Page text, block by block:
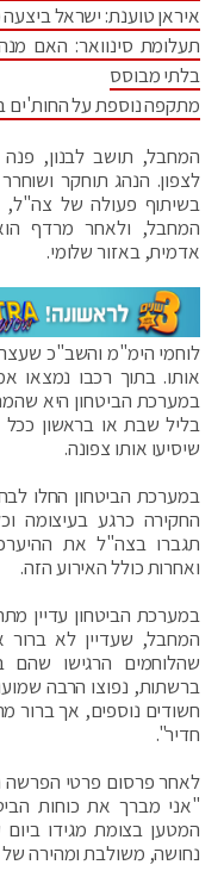
איראן טוענת: ישראל
תעלומת סינוואר: האם
בלתי מבוסס
מתקפה נוספת על החות'ים
המחבל, תושב לבנון, פנה
לצפון. הנהג תוחקר
בשיתוף פעולה של
המחבל, ולאחר מרדף
אדמית, באזור שלומי.
לוחמי הימ"מ והשב"כ
אותו. בתוך רכבו נמצאו
במערכת הביטחון היא
בליל שבת או בראשון
שיסיעו אותו צפונה.
במערכת הביטחון החלו
החקירה כרגע בעיצומה
תגברו בצה"ל את
ואחרות כולל האירוע הזה.
במערכת הביטחון עדיין
המחבל, שעדיין לא ברור
שהלוחמים הרגישו שהם
ברשתות, נפוצו הרבה
חשודים נוספים, אך ברור
חדיר".
לאחר פרסום פרטי הפרשה
"אני מברך את כוחות
המטען בצומת מגידו
נחושה, משולבת ומהירה